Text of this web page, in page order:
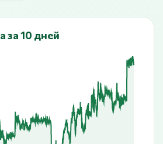
за 10 дней